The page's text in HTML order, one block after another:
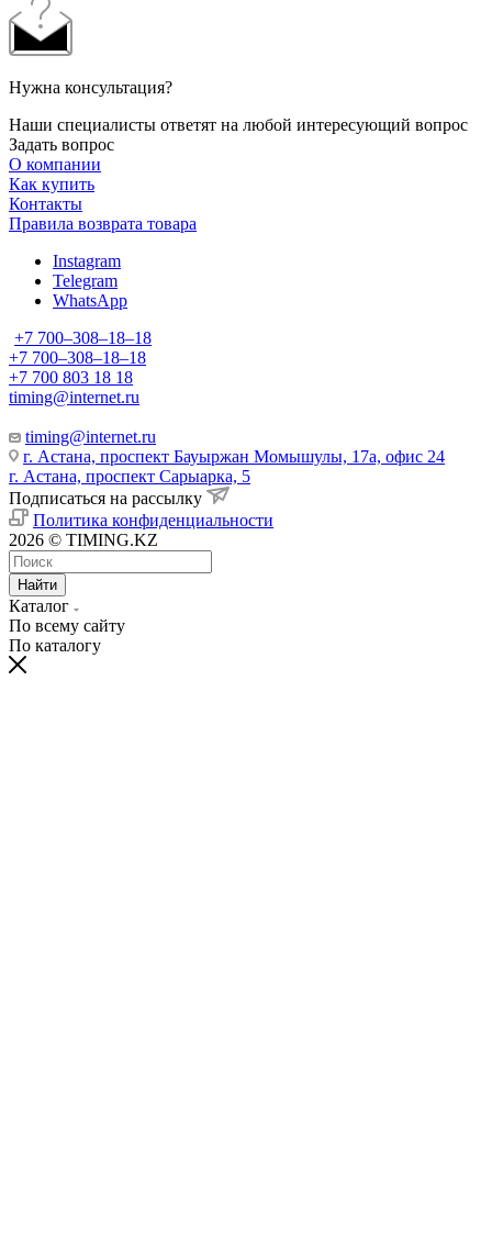
Нужна консультация?
Наши специалисты ответят на любой интересующий вопрос
Задать вопрос
О компании
Как купить
Контакты
Правила возврата товара
Instagram
Telegram
WhatsApp
+7 700‒308‒18‒18
+7 700‒308‒18‒18
+7 700 803 18 18
timing@internet.ru
timing@internet.ru
г. Астана, проспект Бауыржан Момышулы, 17а, офис 24
г. Астана, проспект Сарыарка, 5
Подписаться на рассылку
Политика конфиденциальности
2026 © TIMING.KZ
Найти
Каталог
По всему сайту
По каталогу